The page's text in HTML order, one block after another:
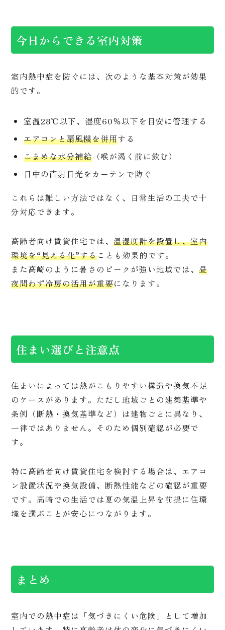
今日からできる室内対策
室内熱中症を防ぐには、次のような基本対策が効果
的です。
室温28℃以下、湿度60％以下を目安に管理する
エアコンと扇風機を併用する
こまめな水分補給 （喉が渇く前に飲む）
日中の直射日光をカーテンで防ぐ
これらは難しい方法ではなく、日常生活の工夫で十
分対応できます。
高齢者向け賃貸住宅では、温湿度計を設置し、室内
環境を“見える化”することも効果的です。
また高崎のように暑さのピークが強い地域では、昼
夜問わず冷房の活用が重要になります。
住まい選びと注意点
住まいによっては熱がこもりやすい構造や換気不足
のケースがあります。ただし地域ごとの建築基準や
条例（断熱・換気基準など）は建物ごとに異なり、
一律ではありません。そのため個別確認が必要で
す。
特に高齢者向け賃貸住宅を検討する場合は、エアコ
ン設置状況や換気設備、断熱性能などの確認が重要
です。高崎での生活では夏の気温上昇を前提に住環
境を選ぶことが安心につながります。
まとめ
室内での熱中症は「気づきにくい危険」として増加